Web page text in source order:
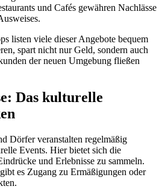
und Cafés gewähren Nachlässe
listen viele dieser Angebote bequem
spart nicht nur Geld, sondern auch
der neuen Umgebung fließen
Das kulturelle
Dörfer veranstalten regelmäßig
Events. Hier bietet sich die
und Erlebnisse zu sammeln.
es Zugang zu Ermäßigungen oder